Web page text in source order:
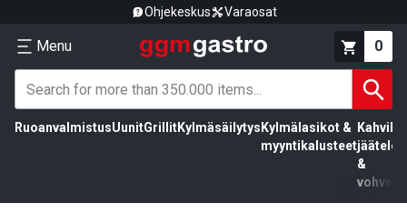
Ohjekeskus Varaosat
Menu 0
RuoanvalmistusUunitGrillitKylmäsäilytys Kylmälasikot &
myyntikalusteet
Kahvila,
jäätelö
&
vohvelit